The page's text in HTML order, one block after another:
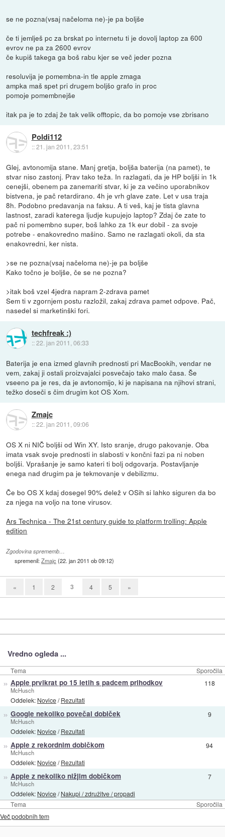
se ne pozna(vsaj načeloma ne)-je pa boljše
če ti jemlješ pc za brskat po internetu ti je dovolj laptop za 600
evrov ne pa za 2600 evrov
če kupiš takega ga boš rabu kjer se več jeder pozna
resoluvija je pomembna-in tle apple zmaga
ampka maš spet pri drugem boljšo grafo in proc
pomoje pomembnejše
itak pa je to zdaj že tak velik offtopic, da bo pomoje vse zbrisano
Poldi112
::21. jan 2011, 23:51
Glej, avtonomija stane. Manj gretja, boljša baterija (na pamet), te
stvar niso zastonj. Prav tako teža. In razlagati, da je HP boljši in 1k
cenejši, obenem pa zanemariti stvar, ki je za večino uporabnikov
bistvena, je pač retardirano. 4h je vrh glave zate. Let v usa traja
8h. Podobno predavanja na faksu. A ti veš, kaj je tista glavna
lastnost, zaradi katerega ljudje kupujejo laptop? Zdaj če zate to
pač ni pomembno super, boš lahko za 1k eur dobil - za svoje
potrebe - enakovredno mašino. Samo ne razlagati okoli, da sta
enakovredni, ker nista.
>se ne pozna(vsaj načeloma ne)-je pa boljše
Kako točno je boljše, če se ne pozna?
>itak boš vzel 4jedra napram 2-zdrava pamet
Sem ti v zgornjem postu razložil, zakaj zdrava pamet odpove. Pač,
nasedel si marketinški fori.
techfreak :)
::22. jan 2011, 06:33
Baterija je ena izmed glavnih prednosti pri MacBookih, vendar ne
vem, zakaj ji ostali proizvajalci posvečajo tako malo časa. Še
vseeno pa je res, da je avtonomijo, ki je napisana na njihovi strani,
težko doseči s čim drugim kot OS Xom.
Zmajc
::22. jan 2011, 09:06
OS X ni NIČ boljši od Win XY. Isto sranje, drugo pakovanje. Oba
imata vsak svoje prednosti in slabosti v končni fazi pa ni noben
boljši. Vprašanje je samo kateri ti bolj odgovarja. Postavljanje
enega nad drugim pa je tekmovanje v debilizmu.
Če bo OS X kdaj dosegel 90% delež v OSih si lahko siguren da bo
za njega na voljo na tone virusov.
Ars Technica - The 21st century guide to platform trolling: Apple
edition
Zgodovina sprememb…
spremenil:Zmajc (22. jan 2011 ob 09:12)
« 1 2 3 4 5 »
Vredno ogleda ...
Tema Sporočila
Tema Sporočila
» Apple prvikrat po 15 letih s padcem prihodkov
McHusch
Oddelek: Novice/Rezultati
118
» Google nekoliko povečal dobiček
McHusch
Oddelek: Novice/Rezultati
9
» Apple z rekordnim dobičkom
McHusch
Oddelek: Novice/Rezultati
94
» Apple z nekoliko nižjim dobičkom
McHusch
Oddelek: Novice/Nakupi / združitve / propadi
7
Več podobnih tem